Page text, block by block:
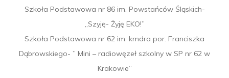
Szkoła Podstawowa nr 86 im. Powstańców Śląskich-
„Szyję- Żyję EKO!”
Szkoła Podstawowa nr 62 im. kmdra por. Franciszka
Dąbrowskiego- ” Mini – radiowęzeł szkolny w SP nr 62 w
Krakowie”